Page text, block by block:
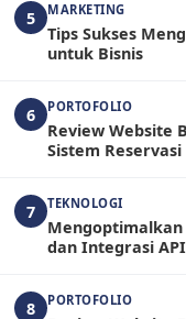
5 MARKETING
Tips Sukses
untuk Bisnis
6 PORTOFOLIO
Review Website
Sistem
7
TEKNOLOGI
Mengoptimalkan
dan Integrasi API
8 PORTOFOLIO